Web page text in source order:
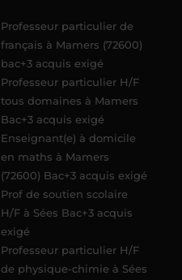
Professeur particulier de
français à Mamers (72600)
bac+3 acquis exigé
Professeur particulier H/F
tous domaines à Mamers
Bac+3 acquis exigé
Enseignant(e) à domicile
en maths à Mamers
(72600) Bac+3 acquis exigé
Prof de soutien scolaire
H/F à Sées Bac+3 acquis
exigé
Professeur particulier H/F
de physique-chimie à Sées